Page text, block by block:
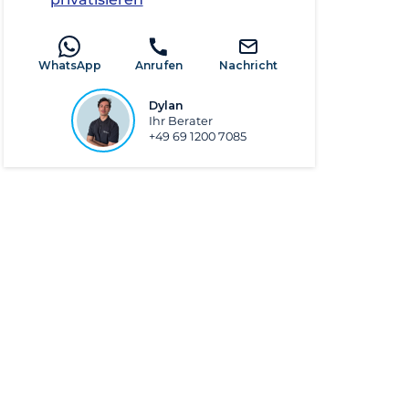
WhatsApp Anrufen Nachricht
Dylan
Ihr Berater
+49 69 1200 7085